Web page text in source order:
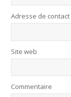
Adresse de contact
Site web
Commentaire